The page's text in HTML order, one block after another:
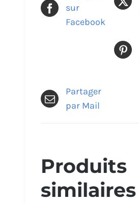
sur
Facebook
Partager
par Mail
Produits
similaires